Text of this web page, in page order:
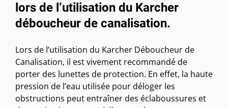
lors de l’utilisation du Karcher
déboucheur de canalisation.
Lors de l’utilisation du Karcher Déboucheur de
Canalisation, il est vivement recommandé de
porter des lunettes de protection. En effet, la haute
pression de l’eau utilisée pour déloger les
obstructions peut entraîner des éclaboussures et